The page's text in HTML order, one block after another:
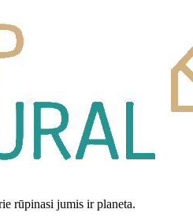
rūpinasi jumis ir planeta.